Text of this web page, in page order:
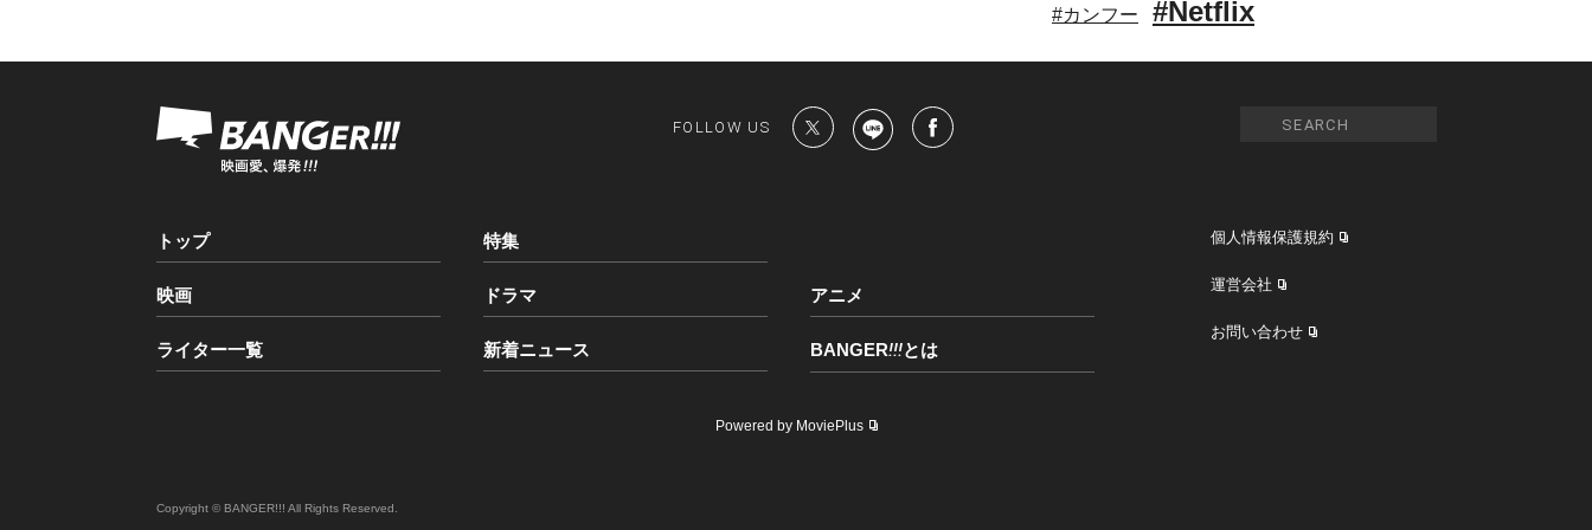
#カンフー #Netflix
FOLLOW US
トップ 特集
映画 ドラマ アニメ
ライター一覧 新着ニュース BANGER!!!とは
個人情報保護規約
運営会社
お問い合わせ
Powered by MoviePlus
Copyright © BANGER!!! All Rights Reserved.